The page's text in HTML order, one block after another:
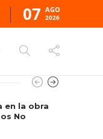
07 AGO
2026
en la obra
No